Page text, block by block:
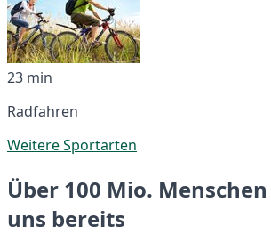
23 min
Radfahren
Weitere Sportarten
Über 100 Mio.
uns bereits